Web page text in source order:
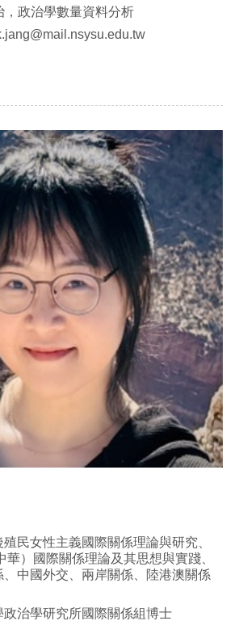
，政治學數量資料分析
民女性主義國際關係理論與研究、
華）國際關係理論及其思想與實踐、
、中國外交、兩岸關係、陸港澳關係
政治學研究所國際關係組博士